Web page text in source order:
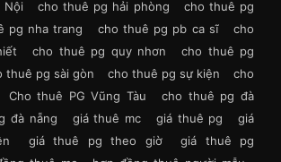
Nội
cho thuê pg hải phòng
cho thuê pg
pg nha trang cho thuê pg pb ca sĩ
cho
cho thuê pg quy nhơn
cho thuê pg
thuê pg sài gòn cho thuê pg sự kiện
cho
Cho thuê PG Vũng Tàu
cho thuê pg đà
đà nẵng giá thuê mc giá thuê pg
giá
giá thuê pg theo giờ
giá thuê pg